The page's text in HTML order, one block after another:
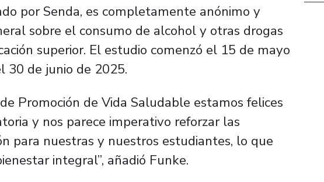
por Senda, es completamente anónimo y
sobre el consumo de alcohol y otras drogas
superior. El estudio comenzó el 15 de mayo
30 de junio de 2025.
Promoción de Vida Saludable estamos felices
y nos parece imperativo reforzar las
para nuestras y nuestros estudiantes, lo que
integral”, añadió Funke.